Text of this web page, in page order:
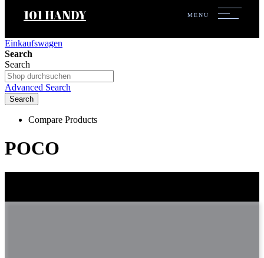
101 HANDY MENU
Einkaufswagen
Search
Search
Advanced Search
Search
Compare Products
POCO